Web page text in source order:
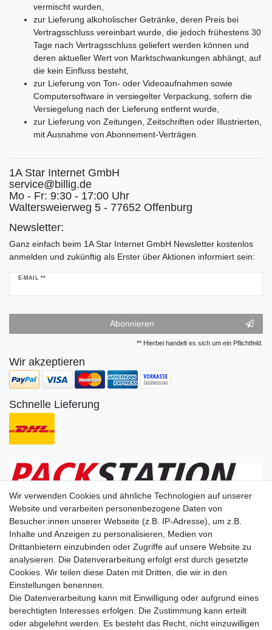
vermischt wurden,
zur Lieferung alkoholischer Getränke, deren Preis bei
Vertragsschluss vereinbart wurde, die jedoch frühestens 30
Tage nach Vertragsschluss geliefert werden können und
deren aktueller Wert von Marktschwankungen abhängt, auf
die kein Einfluss besteht,
zur Lieferung von Ton- oder Videoaufnahmen sowie
Computersoftware in versiegelter Verpackung, sofern die
Versiegelung nach der Lieferung entfernt wurde,
zur Lieferung von Zeitungen, Zeitschriften oder Illustrierten,
mit Ausnahme von Abonnement-Verträgen.
1A Star Internet GmbH
service@billig.de
Mo - Fr: 9:30 - 17:00 Uhr
Waltersweierweg 5 - 77652 Offenburg
Newsletter:
Ganz einfach beim 1A Star Internet GmbH Newsletter kostenlos
anmelden und zukünftig als Erster über Aktionen informiert sein:
E-MAIL **
Newsletter
Abonnieren
** Hierbei handelt es sich um ein Pflichtfeld.
Wir akzeptieren
Schnelle Lieferung
Wir liefern nach
Dein Vorteil
Schnelle Lieferzeiten
Käuferschutz
Datenschutz
Sichere Zahlung durch SSL
Wir verwenden Cookies und ähnliche Technologien auf unserer
Website und verarbeiten personenbezogene Daten von
Besucher:innen unserer Webseite (z.B. IP-Adresse), um z.B.
Inhalte und Anzeigen zu personalisieren, Medien von
Drittanbietern einzubinden oder Zugriffe auf unsere Website zu
analysieren. Die Datenverarbeitung erfolgt erst durch gesetzte
Cookies. Wir teilen diese Daten mit Dritten, die wir in den
Einstellungen benennen.
Die Datenverarbeitung kann mit Einwilligung oder aufgrund eines
berechtigten Interesses erfolgen. Die Zustimmung kann erteilt
oder abgelehnt werden. Es besteht das Recht, nicht einzuwilligen